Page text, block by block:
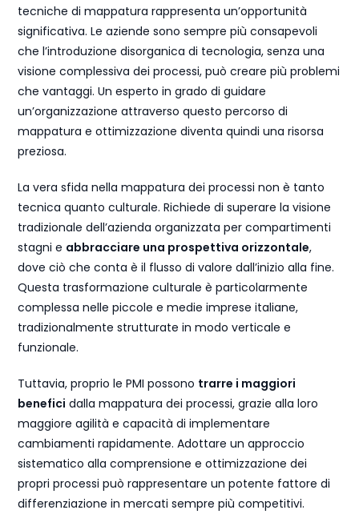
tecniche di mappatura rappresenta un’opportunità
significativa. Le aziende sono sempre più consapevoli
che l’introduzione disorganica di tecnologia, senza una
visione complessiva dei processi, può creare più problemi
che vantaggi. Un esperto in grado di guidare
un’organizzazione attraverso questo percorso di
mappatura e ottimizzazione diventa quindi una risorsa
preziosa.
La vera sfida nella mappatura dei processi non è tanto
tecnica quanto culturale. Richiede di superare la visione
tradizionale dell’azienda organizzata per compartimenti
stagni e abbracciare una prospettiva orizzontale,
dove ciò che conta è il flusso di valore dall’inizio alla fine.
Questa trasformazione culturale è particolarmente
complessa nelle piccole e medie imprese italiane,
tradizionalmente strutturate in modo verticale e
funzionale.
Tuttavia, proprio le PMI possono trarre i maggiori
benefici dalla mappatura dei processi, grazie alla loro
maggiore agilità e capacità di implementare
cambiamenti rapidamente. Adottare un approccio
sistematico alla comprensione e ottimizzazione dei
propri processi può rappresentare un potente fattore di
differenziazione in mercati sempre più competitivi.